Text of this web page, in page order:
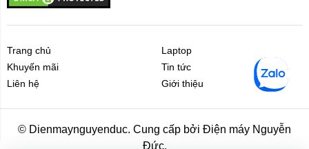
Trang chủ
Laptop
Khuyến mãi
Tin tức
Liên hệ
Giới thiệu
© Dienmaynguyenduc. Cung cấp bởi Điện máy Nguyễn
Đức.